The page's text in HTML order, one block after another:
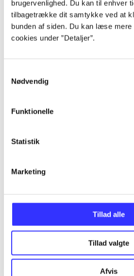
brugervenlighed. Du kan til enhver
tilbagetrække dit samtykke ved at
bunden af siden. Du kan læse mere
cookies under ”Detaljer”.
Nødvendig
Funktionelle
Statistik
Marketing
Tillad alle
Tillad valgte
Afvis
...